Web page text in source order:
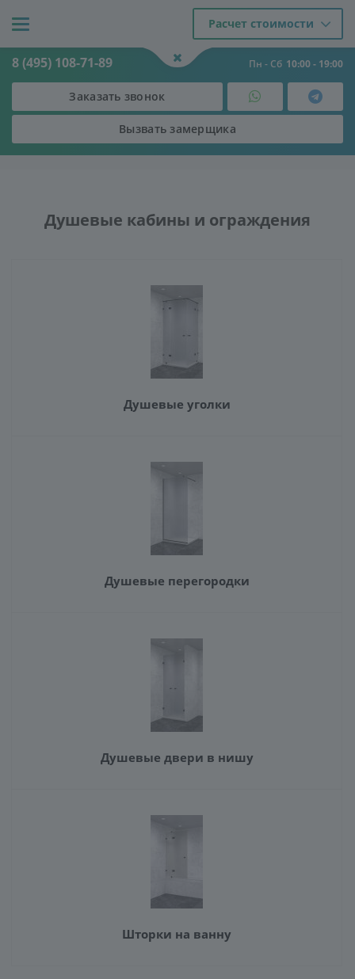
Расчет стоимости
8 (495) 108-71-89 Пн - Сб 10:00 - 19:00
Заказать звонок
Вызвать замерщика
Двери - Каталог - Душевые кабины и ограждения
Душевые кабины и ограждения
Душевые уголки
Душевые перегородки
Душевые двери в нишу
Шторки на ванну